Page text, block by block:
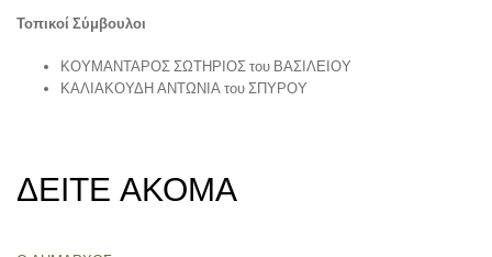
Τοπικοί Σύμβουλοι
ΚΟΥΜΑΝΤΑΡΟΣ ΣΩΤΗΡΙΟΣ του ΒΑΣΙΛΕΙΟΥ
ΚΑΛΙΑΚΟΥΔΗ ΑΝΤΩΝΙΑ του ΣΠΥΡΟΥ
ΔΕΙΤΕ ΑΚΟΜΑ